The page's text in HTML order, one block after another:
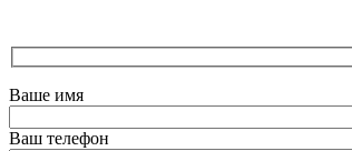
Ваше имя
Ваш телефон